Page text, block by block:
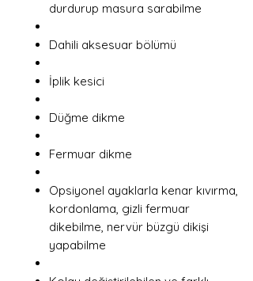
durdurup masura sarabilme
Dahili aksesuar bölümü
İplik kesici
Düğme dikme
Fermuar dikme
Opsiyonel ayaklarla kenar kıvırma,
kordonlama, gizli fermuar
dikebilme, nervür büzgü dikişi
yapabilme